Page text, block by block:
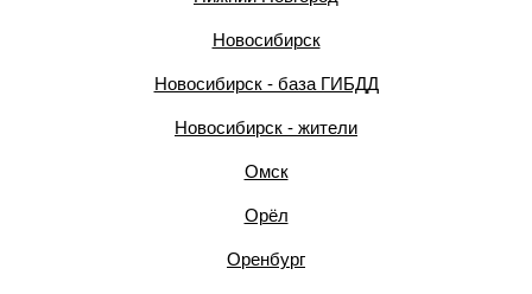
Новосибирск
Новосибирск - база ГИБДД
Новосибирск - жители
Омск
Орёл
Оренбург